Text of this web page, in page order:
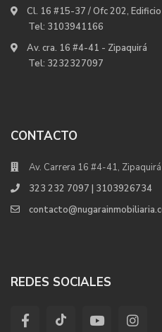
Cl. 16 #15-37 / Ofc 202,
Tel: 3103941166
Av. cra. 16 #4-41 - Zipaquirá
Tel: 3232327097
CONTACTO
Av. Carrera 16 #4-41, Zipaquirá
323 232 7097 | 3103926734
REDES SOCIALES